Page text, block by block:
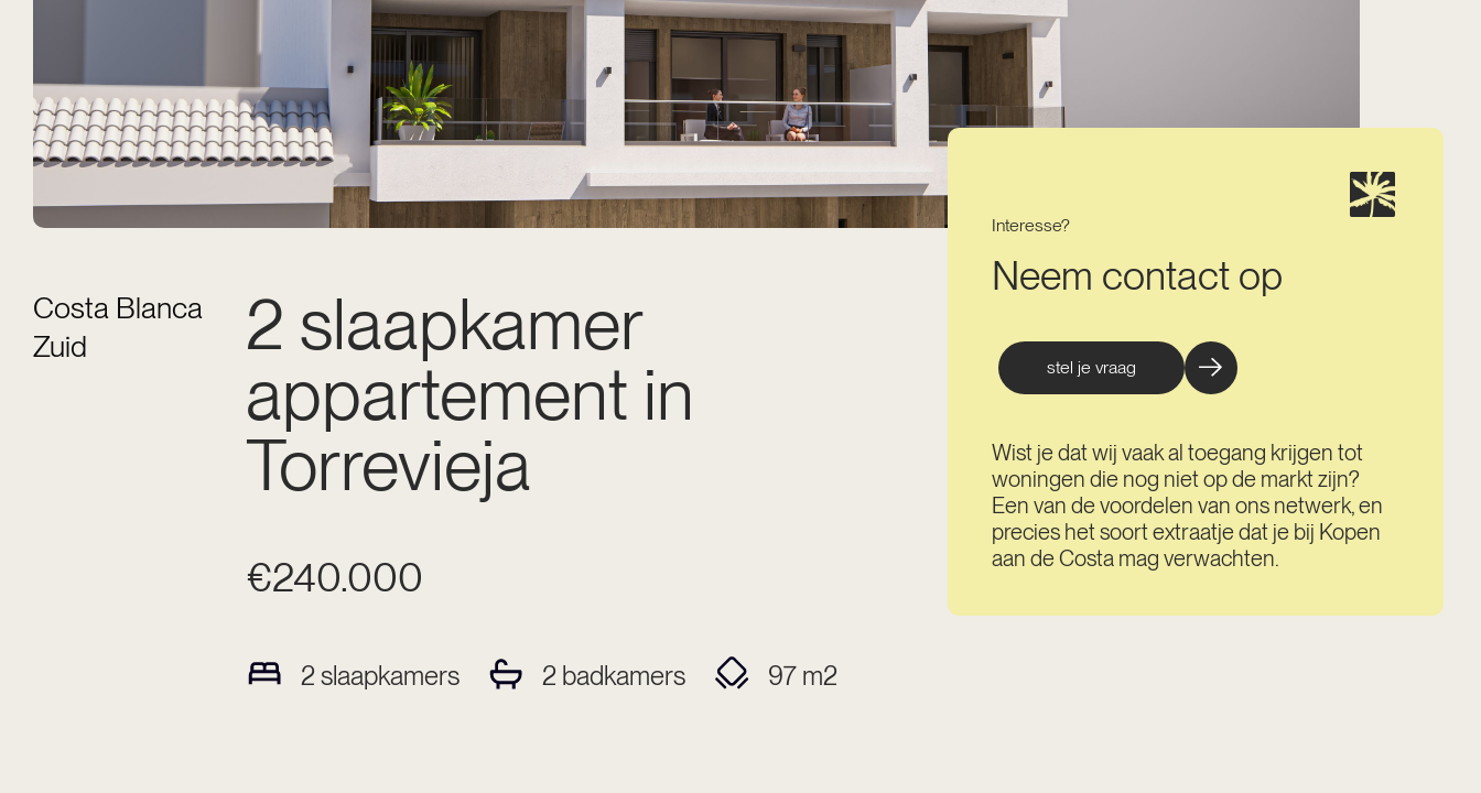
Costa Blanca
Zuid
2 slaapkamer
appartement in
Torrevieja
€240.000
2 slaapkamers 2 badkamers 97m2
Interesse?
Neem contact op
stel je vraag
Wist je dat wij vaak al toegang krijgen tot
woningen die nog niet op de markt zijn?
Een van de voordelen van ons netwerk, en
precies het soort extraatje dat je bij Kopen
aan de Costa mag verwachten.